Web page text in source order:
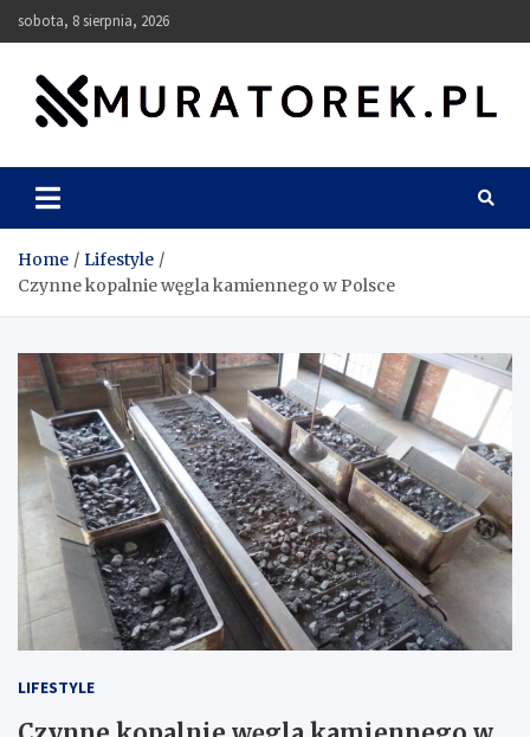
Skip
to
sobota, 8 sierpnia, 2026
muratorek.pl
Home
Lifestyle
Czynne kopalnie węgla kamiennego w Polsce
LIFESTYLE